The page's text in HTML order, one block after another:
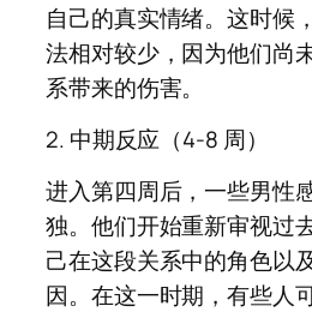
自己的真实情绪。这时候
法相对较少，因为他们尚
系带来的伤害。
2. 中期反应（4-8 周）
进入第四周后，一些男性
独。他们开始重新审视过
己在这段关系中的角色以
因。在这一时期，有些人